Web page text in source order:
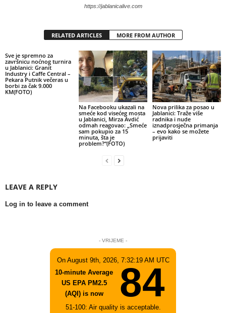
https://jablanicalive.com
RELATED ARTICLES MORE FROM AUTHOR
Sve je spremno za
završnicu noćnog turnira
u Jablanici: Granit
Industry i Caffe Central –
Pekara Putnik večeras u
borbi za čak 9.000
KM(FOTO)
Na Facebooku ukazali na
smeće kod visećeg mosta
u Jablanici, Mirza Avdić
odmah reagovao: „Smeće
sam pokupio za 15
minuta, šta je
problem?“(FOTO)
Nova prilika za posao u
Jablanici: Traže više
radnika i nude
iznadprosječna primanja
– evo kako se možete
prijaviti
LEAVE A REPLY
Log in to leave a comment
- VRIJEME -
On August 9th, 2026, 7:32:19 AM UTC
10-minute Average
US EPA PM2.5
(AQI) is now
84
51-100: Air quality is acceptable.